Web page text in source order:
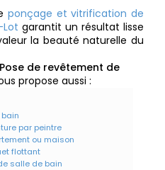
ponçage et vitrification de
garantit un résultat lisse
la beauté naturelle du
Pose de revêtement de
propose aussi :
par peintre
ou maison
flottant
salle de bain